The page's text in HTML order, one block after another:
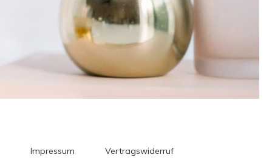
Impressum Vertragswiderruf